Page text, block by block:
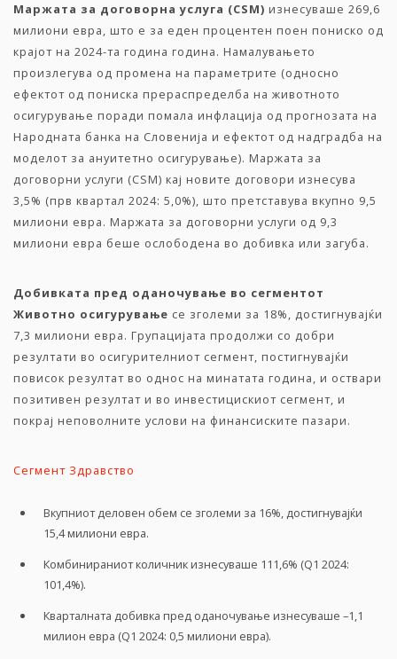
Маржата за договорна услуга (CSM) изнесуваше 269,6
милиони евра, што е за еден процентен поен пониско од
крајот на 2024-та година година. Намалувањето
произлегува од промена на параметрите (односно
ефектот од пониска прераспределба на животното
осигурување поради помала инфлација од прогнозата на
Народната банка на Словенија и ефектот од надградба на
моделот за ануитетно осигурување). Маржата за
договорни услуги (CSM) кај новите договори изнесува
3,5% (прв квартал 2024: 5,0%), што претставува вкупно 9,5
милиони евра. Маржата за договорни услуги од 9,3
милиони евра беше ослободена во добивка или загуба.
Добивката пред оданочување во сегментот
Животно осигурување се зголеми за 18%, достигнувајќи
7,3 милиони евра. Групацијата продолжи со добри
резултати во осигурителниот сегмент, постигнувајќи
повисок резултат во однос на минатата година, и оствари
позитивен резултат и во инвестицискиот сегмент, и
покрај неповолните услови на финансиските пазари.
Сегмент Здравство
Вкупниот деловен обем се зголеми за 16%, достигнувајќи
15,4 милиони евра.
Комбинираниот количник изнесуваше 111,6% (Q1 2024:
101,4%).
Кварталната добивка пред оданочување изнесуваше –1,1
милион евра (Q1 2024: 0,5 милиони евра).